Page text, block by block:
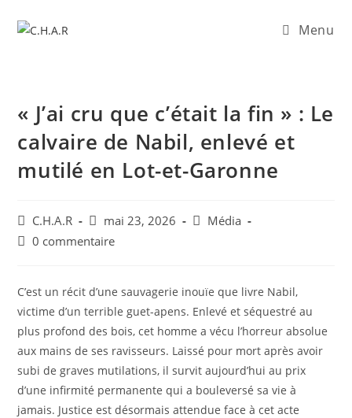
Menu
​« J’ai cru que c’était la fin » : Le
calvaire de Nabil, enlevé et
mutilé en Lot-et-Garonne
C.H.A.R mai 23, 2026
Média
0 commentaire
C’est un récit d’une sauvagerie inouïe que livre Nabil,
victime d’un terrible guet-apens. Enlevé et séquestré au
plus profond des bois, cet homme a vécu l’horreur absolue
aux mains de ses ravisseurs. Laissé pour mort après avoir
subi de graves mutilations, il survit aujourd’hui au prix
d’une infirmité permanente qui a bouleversé sa vie à
jamais. Justice est désormais attendue face à cet acte